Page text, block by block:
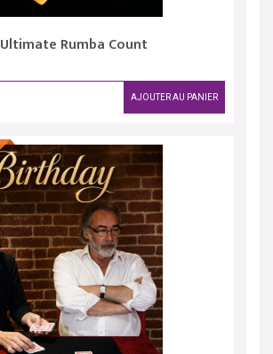
Ultimate Rumba Count
AJOUTER AU PANIER